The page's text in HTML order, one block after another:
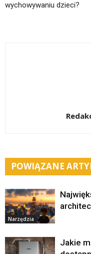
wychowywaniu dzieci?
POWIĄZANE
Narzędzia
Jakie